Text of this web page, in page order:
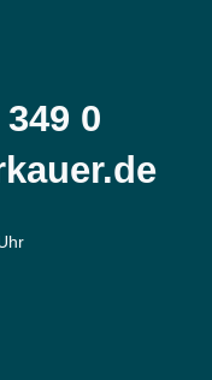
0